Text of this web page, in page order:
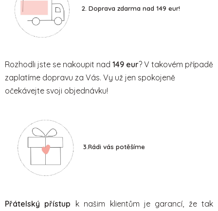
2. Doprava zdarma nad 149 eur!
Rozhodli jste se nakoupit nad 149 eur? V takovém případě
zaplatíme dopravu za Vás. Vy už jen spokojeně
očekávejte svoji objednávku!
3.Rádi vás potěšíme
Přátelský přístup k našim klientům je garancí, že tak